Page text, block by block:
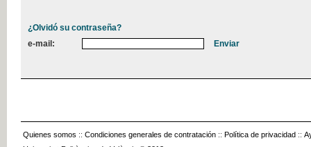
¿Olvidó su contraseña?
e-mail:
Quienes somos :: Condiciones generales de contratación :: Política de privacidad ::